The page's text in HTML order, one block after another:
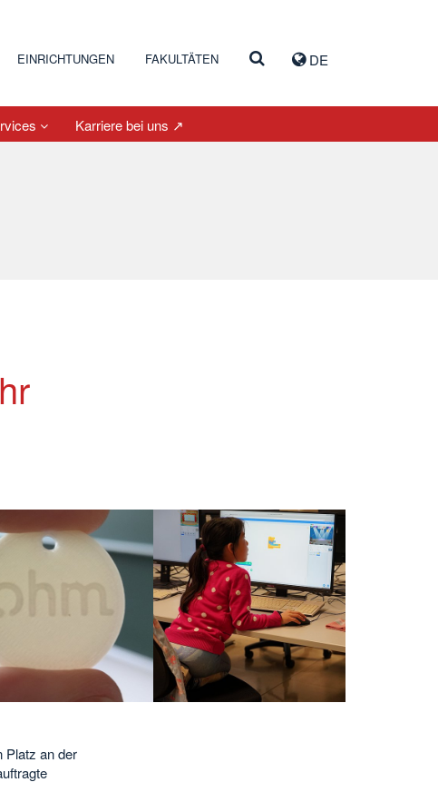
DE
EINRICHTUNGEN FAKULTÄTEN
Karriere bei uns ↗
Platz an der